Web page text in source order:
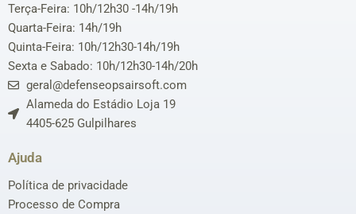
Terça-Feira: 10h/12h30 -14h/19h
Quarta-Feira: 14h/19h
Quinta-Feira: 10h/12h30-14h/19h
Sexta e Sabado: 10h/12h30-14h/20h
geral@defenseopsairsoft.com
Alameda do Estádio Loja 19
4405-625 Gulpilhares
Ajuda
Política de privacidade
Processo de Compra